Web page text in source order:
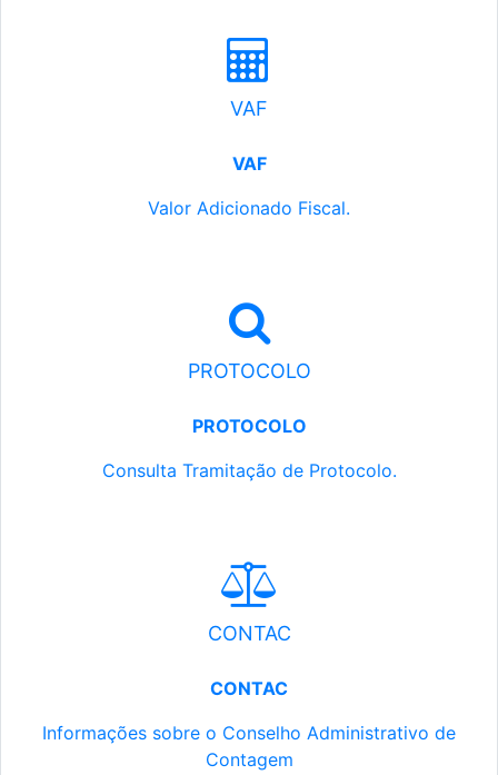
VAF
VAF
Valor Adicionado Fiscal.
PROTOCOLO
PROTOCOLO
Consulta Tramitação de Protocolo.
CONTAC
CONTAC
Informações sobre o Conselho Administrativo de
Contagem